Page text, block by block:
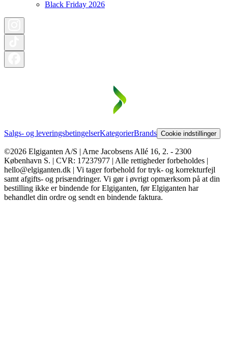
Black Friday 2026
Salgs- og leveringsbetingelserKategorierBrands Cookie indstillinger
©2026 Elgiganten A/S | Arne Jacobsens Allé 16, 2. - 2300
København S. | CVR: 17237977 | Alle rettigheder forbeholdes |
hello@elgiganten.dk | Vi tager forbehold for tryk- og korrekturfejl
samt afgifts- og prisændringer. Vi gør i øvrigt opmærksom på at din
bestilling ikke er bindende for Elgiganten, før Elgiganten har
behandlet din ordre og sendt en bindende faktura.